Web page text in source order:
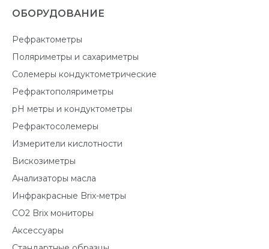
ОБОРУДОВАНИЕ
Рефрактометры
Поляриметры и сахариметры
Солемеры кондуктометрические
Рефрактополяриметры
pH метры и кондуктометры
Рефрактосолемеры
Измерители кислотности
Вискозиметры
Анализаторы масла
Инфракрасные Brix-метры
CO2 Brix мониторы
Аксессуары